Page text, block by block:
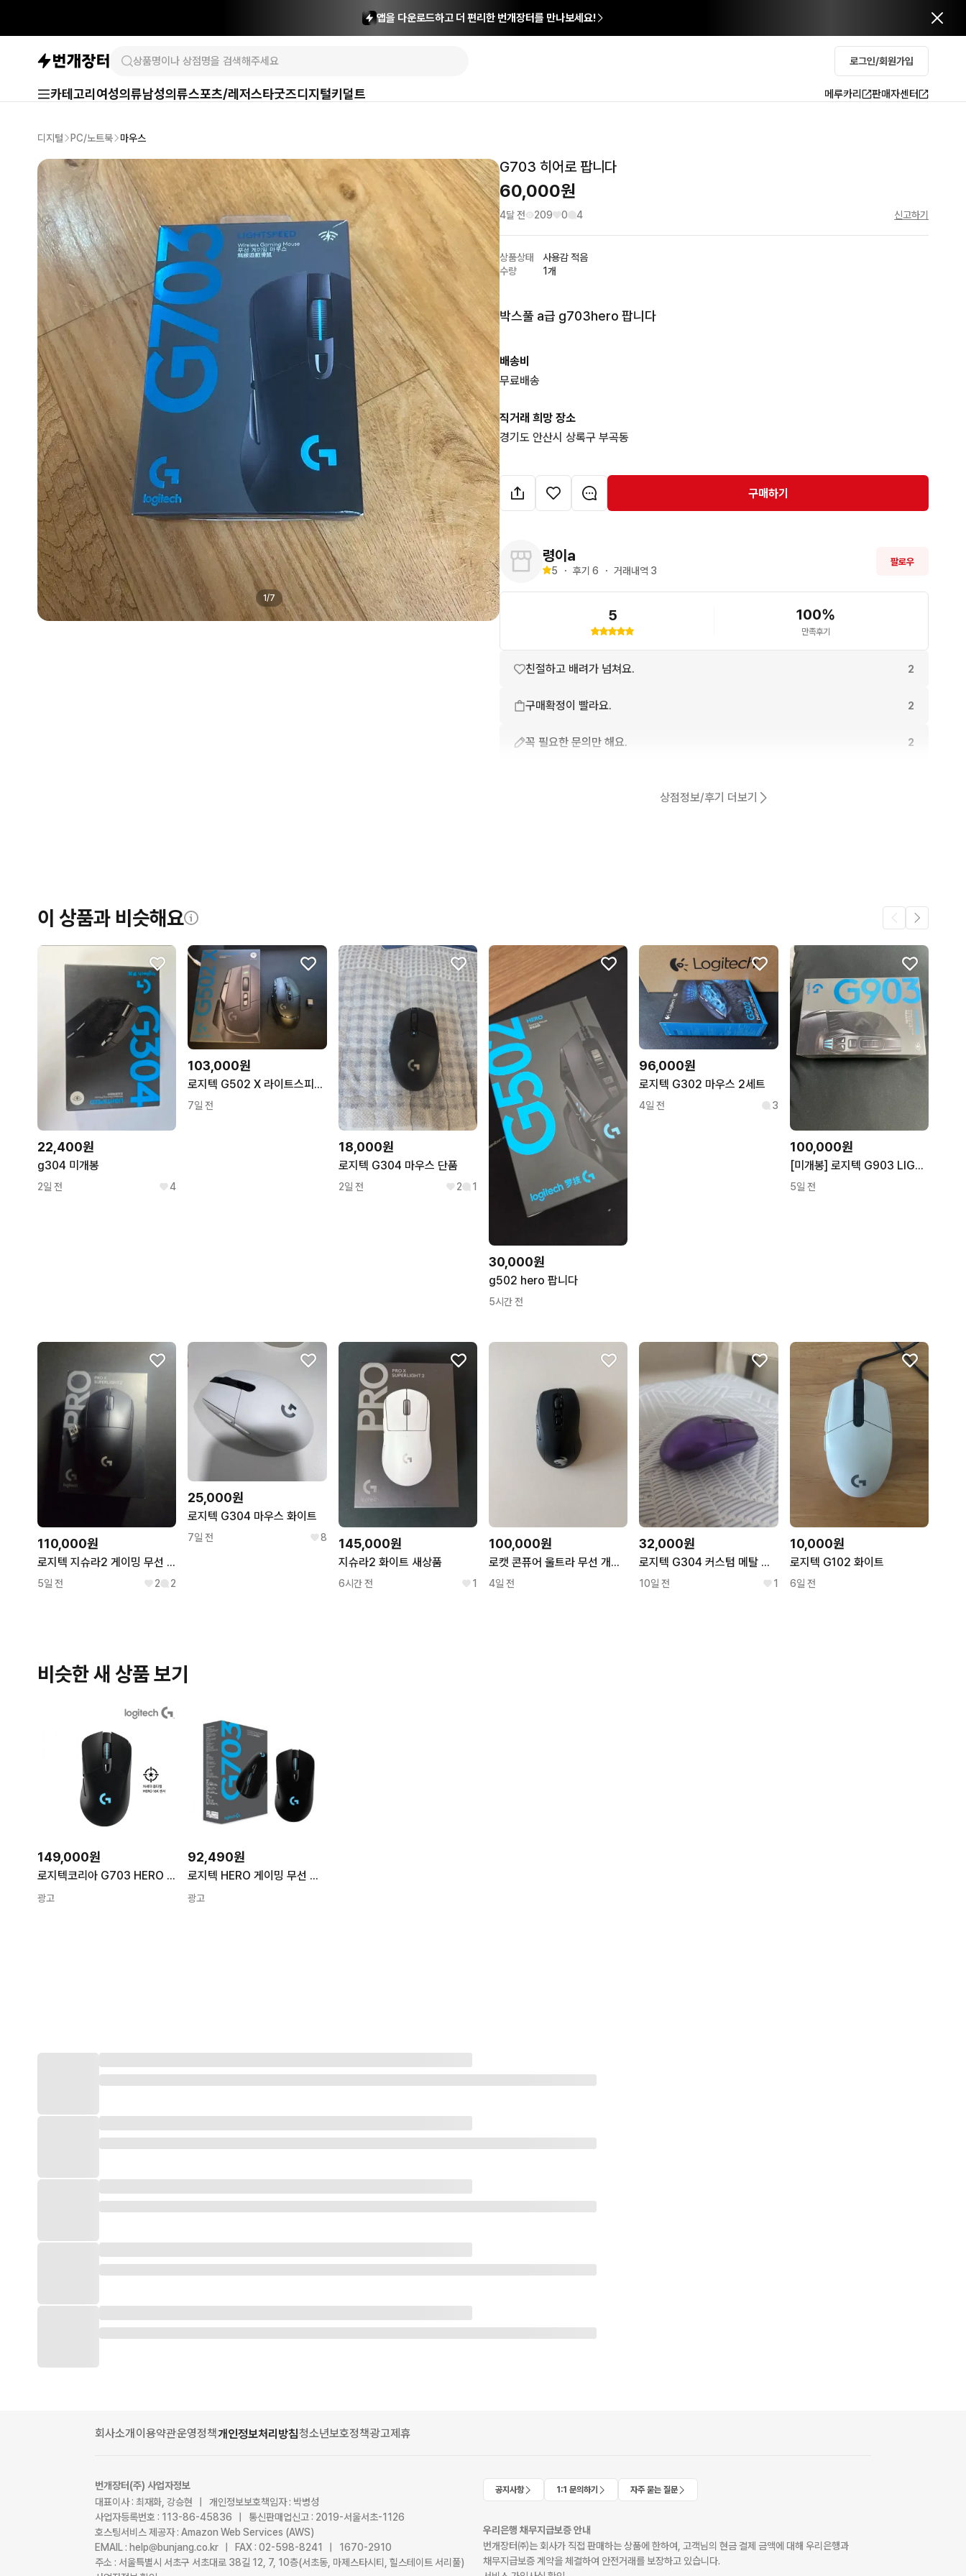
앱을 다운로드하고 더 편리한 번개장터를 만나보세요!
로그인/회원가입
카테고리 여성의류남성의류스포츠/레저스타굿즈디지털키덜트 메루카리 판매자센터
디지털 PC/노트북 마우스
1/7
G703 히어로 팝니다
60,000원
4달 전 209 0 4 신고하기
상품상태
사용감 적음
수량
1개
박스풀 a급 g703hero 팝니다
배송비
무료배송
직거래 희망 장소
경기도 안산시 상록구 부곡동
구매하기
령이a
5 ・ 후기 6 ・ 거래내역 3
팔로우
5 100%
만족후기
친절하고 배려가 넘쳐요. 2
구매확정이 빨라요. 2
꼭 필요한 문의만 해요. 2
상점정보/후기 더보기
이 상품과 비슷해요
22,400원
g304 미개봉
2일 전 4
103,000원
로지텍 G502 X 라이트스피드 풀박스
7일 전
18,000원
로지텍 G304 마우스 단품
2일 전 2 1
30,000원
g502 hero 팝니다
5시간 전
96,000원
로지텍 G302 마우스 2세트
4일 전 3
100,000원
[미개봉] 로지텍 G903 LIGHTSPEED 무선 게이밍 마우스
5일 전
110,000원
로지텍 지슈라2 게이밍 무선 마우스
5일 전 2 2
25,000원
로지텍 G304 마우스 화이트
7일 전 8 145,000원
지슈라2 화이트 새상품
6시간 전 1
100,000원
로캣 콘퓨어 울트라 무선 개조 마우스
4일 전
32,000원
로지텍 G304 커스텀 메탈 무선 게이밍 마우스
10일 전 1
10,000원
로지텍 G102 화이트
6일 전
비슷한 새 상품 보기
149,000원
로지텍코리아 G703 HERO WIRELESS 게이밍마우스 유무선 마우스,로지텍 로지텍G G703 HERO WIRELESS
광고
92,490원
로지텍 HERO 게이밍 무선 마우스 G703 MR0080
광고
회사소개이용약관운영정책개인정보처리방침청소년보호정책광고제휴
번개장터(주) 사업자정보
대표이사 : 최재화, 강승현 | 개인정보보호책임자 : 박병성
사업자등록번호 : 113-86-45836 | 통신판매업신고 : 2019-서울서초-1126
호스팅서비스 제공자 : Amazon Web Services (AWS)
EMAIL : help@bunjang.co.kr | FAX : 02-598-8241 | 1670-2910
주소 : 서울특별시 서초구 서초대로 38길 12, 7, 10층(서초동, 마제스타시티, 힐스테이트 서리풀)
공지사항 1:1 문의하기 자주 묻는 질문
우리은행 채무지급보증 안내
번개장터㈜는 회사가 직접 판매하는 상품에 한하여, 고객님의 현금 결제 금액에 대해 우리은행과
채무지급보증 계약을 체결하여 안전거래를 보장하고 있습니다.